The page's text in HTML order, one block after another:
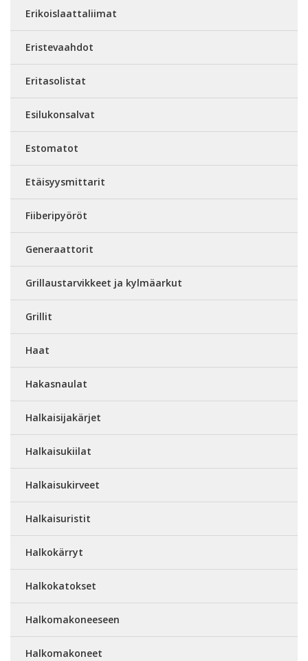
Erikoislaattaliimat
Eristevaahdot
Eritasolistat
Esilukonsalvat
Estomatot
Etäisyysmittarit
Fiiberipyöröt
Generaattorit
Grillaustarvikkeet ja kylmäarkut
Grillit
Haat
Hakasnaulat
Halkaisijakärjet
Halkaisukiilat
Halkaisukirveet
Halkaisuristit
Halkokärryt
Halkokatokset
Halkomakoneeseen
Halkomakoneet